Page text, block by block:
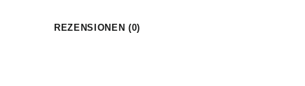
REZENSIONEN (0)